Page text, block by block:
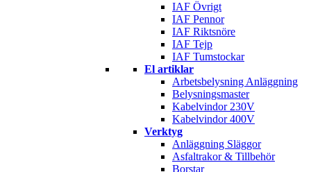
IAF Övrigt
IAF Pennor
IAF Riktsnöre
IAF Tejp
IAF Tumstockar
El artiklar
Arbetsbelysning Anläggning
Belysningsmaster
Kabelvindor 230V
Kabelvindor 400V
Verktyg
Anläggning Släggor
Asfaltrakor & Tillbehör
Borstar